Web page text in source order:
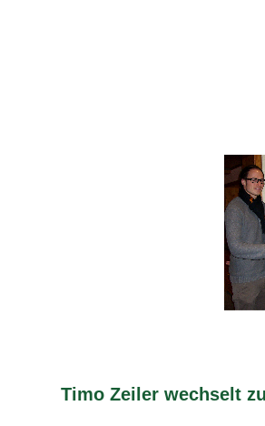
Timo Zeiler wechselt